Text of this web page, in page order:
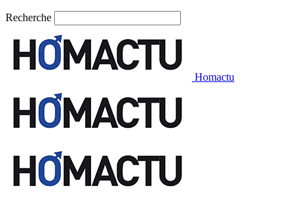
Recherche
Homactu